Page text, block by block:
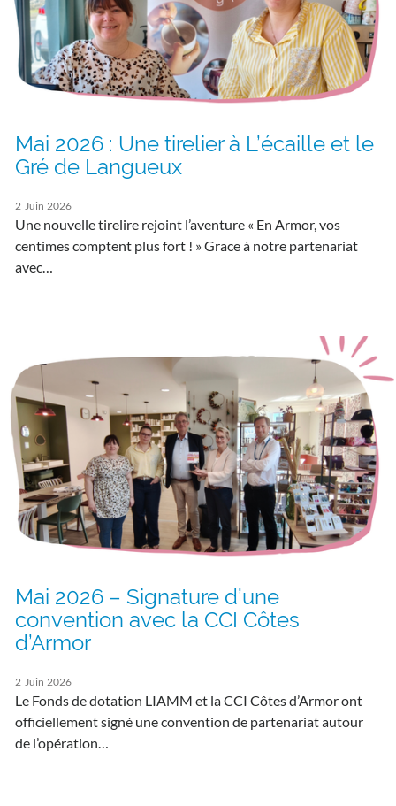
Mai 2026 : Une tirelier à L’écaille et le
Gré de Langueux
2 Juin 2026
Une nouvelle tirelire rejoint l’aventure « En Armor, vos
centimes comptent plus fort ! » Grace à notre partenariat
avec…
Mai 2026 – Signature d’une
convention avec la CCI Côtes
d’Armor
2 Juin 2026
Le Fonds de dotation LIAMM et la CCI Côtes d’Armor ont
officiellement signé une convention de partenariat autour
de l’opération…